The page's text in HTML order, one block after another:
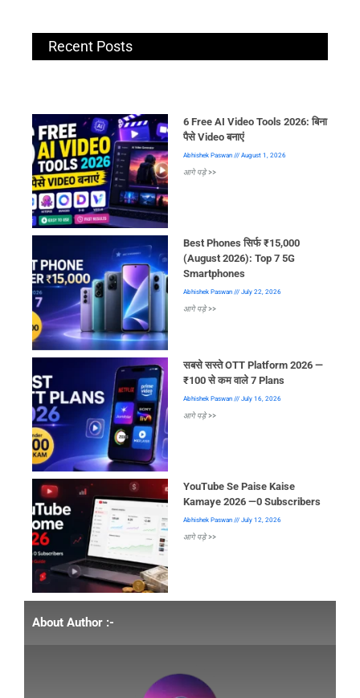
Recent Posts
6 Free AI Video Tools 2026: बिना
पैसे Video बनाएं
Abhishek Paswan August 1, 2026
आगे पड़े >>
Best Phones सिर्फ ₹15,000
(August 2026): Top 7 5G
Smartphones
Abhishek Paswan July 22, 2026
आगे पड़े >>
सबसे सस्ते OTT Platform 2026 —
₹100 से कम वाले 7 Plans
Abhishek Paswan July 16, 2026
आगे पड़े >>
YouTube Se Paise Kaise
Kamaye 2026 —0 Subscribers
Abhishek Paswan July 12, 2026
आगे पड़े >>
About Author :-